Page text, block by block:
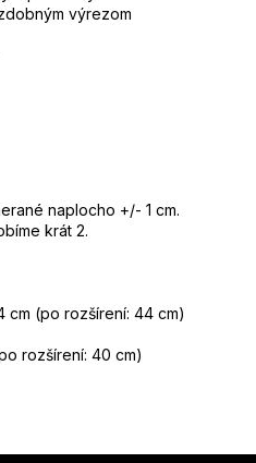
výrezom
naplocho +/- 1 cm.
krát 2.
cm (po rozšírení: 44 cm)
rozšírení: 40 cm)